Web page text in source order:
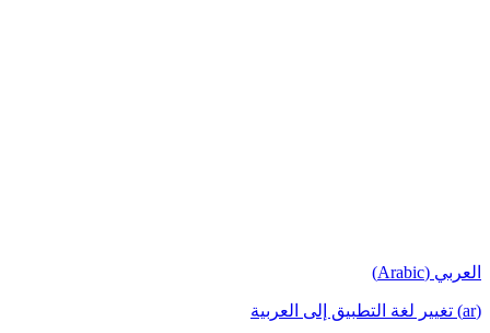
العربي (Arabic)
(ar) تغيير لغة التطبيق إلى العربية